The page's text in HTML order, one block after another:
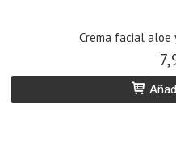
Crema facial aloe